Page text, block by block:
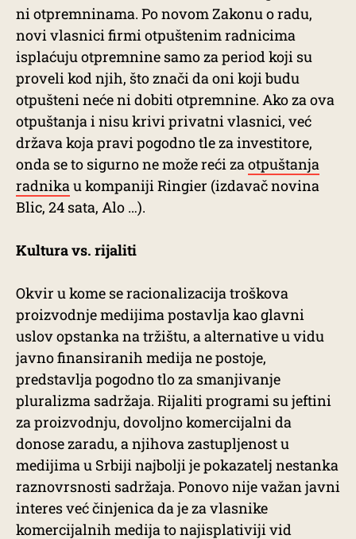
ni otpremninama. Po novom Zakonu o radu,
novi vlasnici firmi otpuštenim radnicima
isplaćuju otpremnine samo za period koji su
proveli kod njih, što znači da oni koji budu
otpušteni neće ni dobiti otpremnine. Ako za ova
otpuštanja i nisu krivi privatni vlasnici, već
država koja pravi pogodno tle za investitore,
onda se to sigurno ne može reći zaotpuštanja
radnikau kompaniji Ringier (izdavač novina
Blic, 24 sata, Alo …).
Kultura vs. rijaliti
Okvir u kome se racionalizacija troškova
proizvodnje medijima postavlja kao glavni
uslov opstanka na tržištu, a alternative u vidu
javno finansiranih medija ne postoje,
predstavlja pogodno tlo za smanjivanje
pluralizma sadržaja. Rijaliti programi su jeftini
za proizvodnju, dovoljno komercijalni da
donose zaradu, a njihova zastupljenost u
medijima u Srbiji najbolji je pokazatelj nestanka
raznovrsnosti sadržaja. Ponovo nije važan javni
interes već činjenica da je za vlasnike
komercijalnih medija to najisplativiji vid